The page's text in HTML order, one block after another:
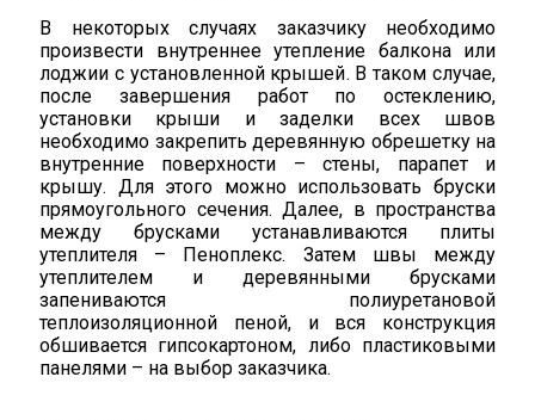
В некоторых случаях заказчику необходимо
произвести внутреннее утепление балкона или
лоджии с установленной крышей. В таком случае,
после завершения работ по остеклению,
установки крыши и заделки всех швов
необходимо закрепить деревянную обрешетку на
внутренние поверхности – стены, парапет и
крышу. Для этого можно использовать бруски
прямоугольного сечения. Далее, в пространства
между брусками устанавливаются плиты
утеплителя – Пеноплекс. Затем швы между
утеплителем и деревянными брусками
запениваются полиуретановой
теплоизоляционной пеной, и вся конструкция
обшивается гипсокартоном, либо пластиковыми
панелями – на выбор заказчика.